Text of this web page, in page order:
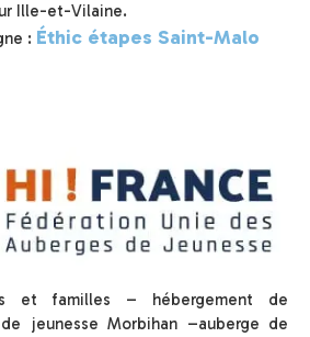
Ille-et-Vilaine.
: Éthic étapes Saint-Malo
et familles – hébergement de
jeunesse Morbihan –auberge de